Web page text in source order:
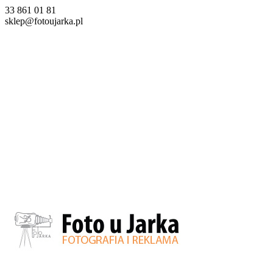
33 861 01 81
sklep@fotoujarka.pl